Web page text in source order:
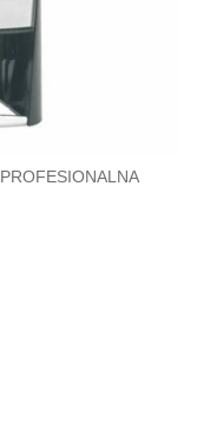
PROFESIONALNA